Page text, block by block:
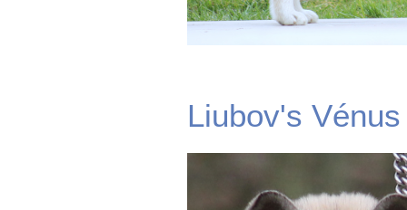
Liubov's